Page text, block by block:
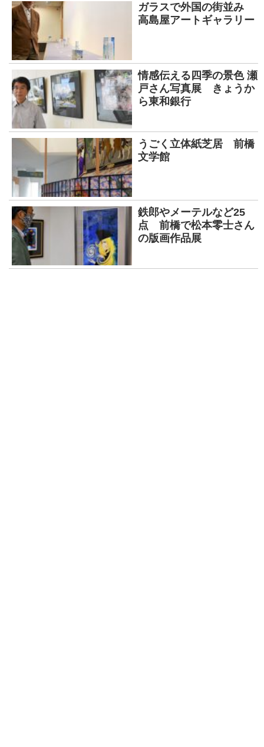
ガラスで外国の街並み
高島屋アートギャラリー
情感伝える四季の景色 瀬
戸さん写真展 きょうか
ら東和銀行
うごく立体紙芝居 前橋
文学館
鉄郎やメーテルなど25
点 前橋で松本零士さん
の版画作品展